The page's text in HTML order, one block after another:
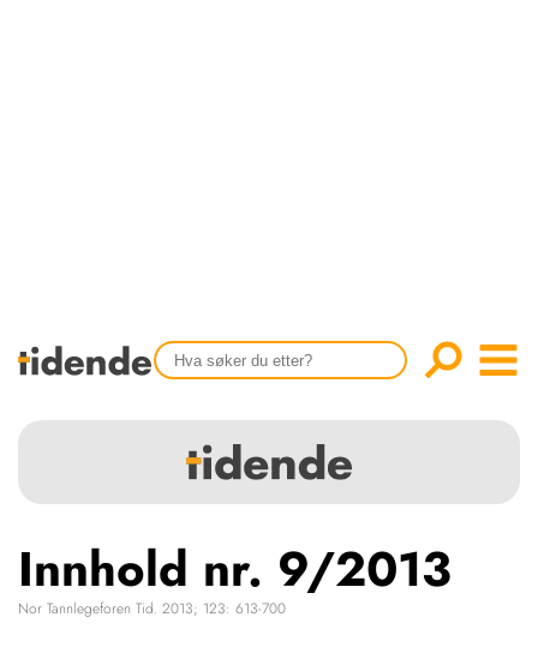
Tidligere utgaver
NETTBUTIKK
HENVISNINGER
KONTAKT
Innhold nr. 9/2013
Nor Tannlegeforen Tid. 2013; 123: 613-700